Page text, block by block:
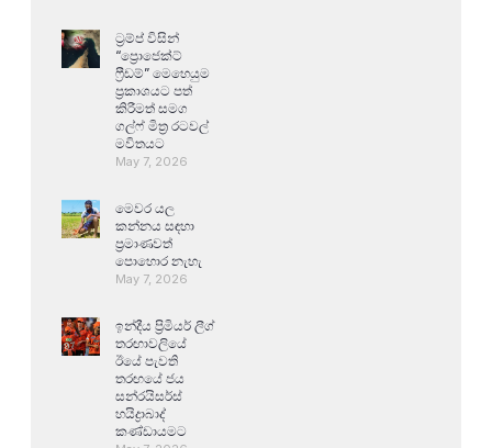
ට්‍රම්ප් විසින්
“ප්‍රොජෙක්ට්
ෆ්‍රීඩම්” මෙහෙයුම
ප්‍රකාශයට පත්
කිරීමත් සමග
ගල්ෆ් මිත්‍ර රටවල්
මවිතයට
May 7, 2026
මෙවර යල
කන්නය සඳහා
ප්‍රමාණවත්
පොහොර නැහැ
May 7, 2026
ඉන්දීය ප්‍රිමියර් ලීග්
තරඟාවලියේ
ඊයේ පැවති
තරඟයේ ජය
සන්රයිසර්ස්
හයිද්‍රාබාද්
කණ්ඩායමට